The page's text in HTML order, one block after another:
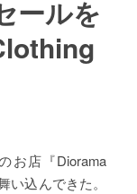
ールを
お店『Diorama
込んできた。